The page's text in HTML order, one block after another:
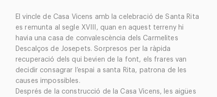
El vincle de Casa Vicens amb la celebració de Santa Rita
es remunta al segle XVIII, quan en aquest terreny hi
havia una casa de convalescència dels Carmelites
Descalços de Josepets. Sorpresos per la ràpida
recuperació dels qui bevien de la font, els frares van
decidir consagrar l’espai a santa Rita, patrona de les
causes impossibles.
Després de la construcció de la Casa Vicens, les aigües